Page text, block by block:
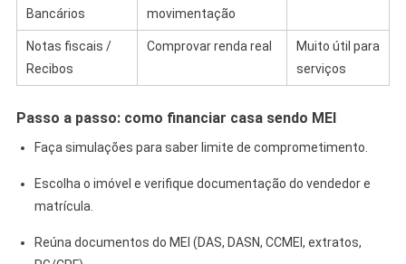
Bancários
movimentação
Notas fiscais /
Recibos
Comprovar renda real
Muito útil para
serviços
Passo a passo: como financiar casa sendo MEI
Faça simulações para saber limite de comprometimento.
Escolha o imóvel e verifique documentação do vendedor e
matrícula.
Reúna documentos do MEI (DAS, DASN, CCMEI, extratos,